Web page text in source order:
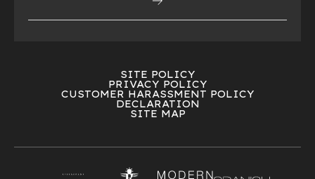
SITE POLICY
PRIVACY POLICY
CUSTOMER HARASSMENT POLICY
DECLARATION
SITE MAP